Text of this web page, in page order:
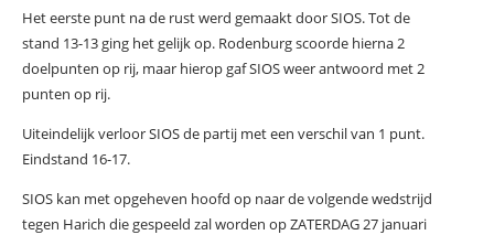
Het eerste punt na de rust werd gemaakt door SIOS. Tot de
stand 13-13 ging het gelijk op. Rodenburg scoorde hierna 2
doelpunten op rij, maar hierop gaf SIOS weer antwoord met 2
punten op rij.
Uiteindelijk verloor SIOS de partij met een verschil van 1 punt.
Eindstand 16-17.
SIOS kan met opgeheven hoofd op naar de volgende wedstrijd
tegen Harich die gespeeld zal worden op ZATERDAG 27 januari